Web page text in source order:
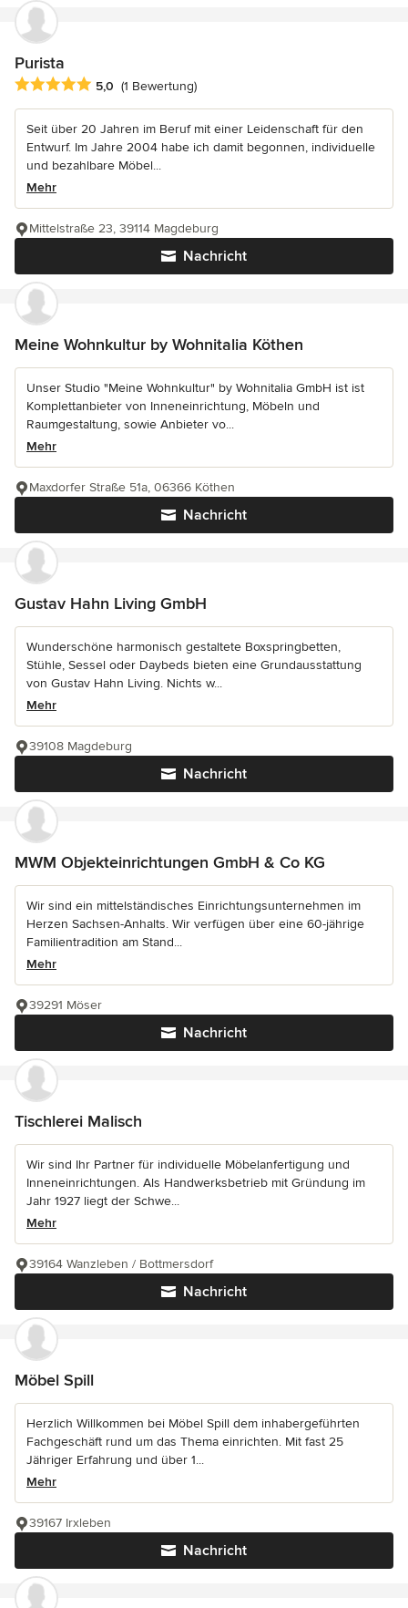
Purista
Durchschnittliche Bewertung: 5 von 5 Sternen
5,0 (1 Bewertung)
Seit über 20 Jahren im Beruf mit einer Leidenschaft für den
Entwurf. Im Jahre 2004 habe ich damit begonnen, individuelle
und bezahlbare Möbel...
Mehr
Nachricht
Mittelstraße 23, 39114 Magdeburg
Meine Wohnkultur by Wohnitalia Köthen
Unser Studio "Meine Wohnkultur" by Wohnitalia GmbH ist ist
Komplettanbieter von Inneneinrichtung, Möbeln und
Raumgestaltung, sowie Anbieter vo...
Mehr
Nachricht
Maxdorfer Straße 51a, 06366 Köthen
Gustav Hahn Living GmbH
Wunderschöne harmonisch gestaltete Boxspringbetten,
Stühle, Sessel oder Daybeds bieten eine Grundausstattung
von Gustav Hahn Living. Nichts w...
Mehr
Nachricht
39108 Magdeburg
MWM Objekteinrichtungen GmbH & Co KG
Wir sind ein mittelständisches Einrichtungsunternehmen im
Herzen Sachsen-Anhalts. Wir verfügen über eine 60-jährige
Familientradition am Stand...
Mehr
Nachricht
39291 Möser
Tischlerei Malisch
Wir sind Ihr Partner für individuelle Möbelanfertigung und
Inneneinrichtungen. Als Handwerksbetrieb mit Gründung im
Jahr 1927 liegt der Schwe...
Mehr
Nachricht
39164 Wanzleben / Bottmersdorf
Möbel Spill
Herzlich Willkommen bei Möbel Spill dem inhabergeführten
Fachgeschäft rund um das Thema einrichten. Mit fast 25
Jähriger Erfahrung und über 1...
Mehr
Nachricht
39167 Irxleben